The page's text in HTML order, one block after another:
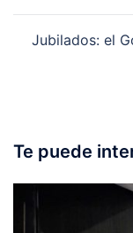
Jubilados: el
Te puede